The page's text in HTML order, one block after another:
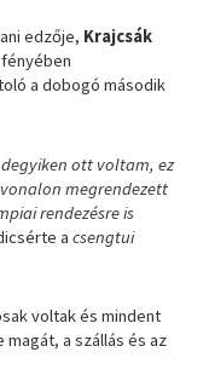
edzője, Krajcsák
a dobogó második
ott voltam, ez
megrendezett
rendezésre is
acsengtui
voltak és mindent
a szállás és az